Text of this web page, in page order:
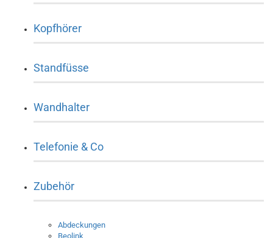
Kopfhörer
Standfüsse
Wandhalter
Telefonie & Co
Zubehör
Abdeckungen
Beolink